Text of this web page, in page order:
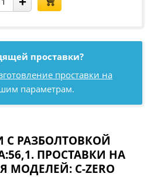
проставки?
проставки на
параметрам.
С РАЗБОЛТОВКОЙ
ПРОСТАВКИ НА
МОДЕЛЕЙ: C-ZERO